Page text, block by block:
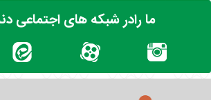
ما رادر شبکه های اجتماعی